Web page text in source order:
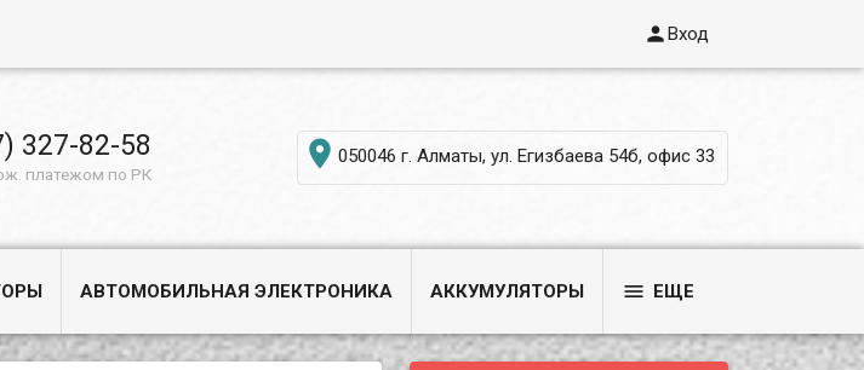
Вход
327-82-58
платежом по РК
 050046 г. Алматы, ул. Егизбаева 54б, офис 33
АВТОМОБИЛЬНАЯ ЭЛЕКТРОНИКА АККУМУЛЯТОРЫ  ЕЩЕ